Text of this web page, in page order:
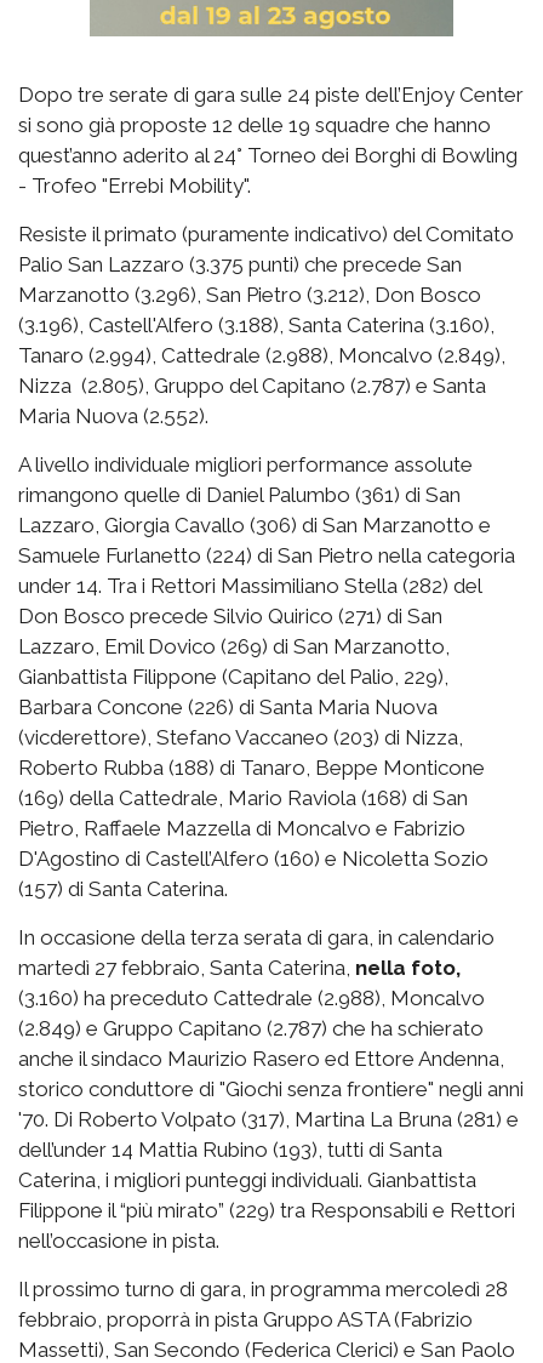
Dopo tre serate di gara sulle 24 piste dell’Enjoy Center
si sono già proposte 12 delle 19 squadre che hanno
quest’anno aderito al 24° Torneo dei Borghi di Bowling
- Trofeo "Errebi Mobility".
Resiste il primato (puramente indicativo) del Comitato
Palio San Lazzaro (3.375 punti) che precede San
Marzanotto (3.296), San Pietro (3.212), Don Bosco
(3.196), Castell'Alfero (3.188), Santa Caterina (3.160),
Tanaro (2.994), Cattedrale (2.988), Moncalvo (2.849),
Nizza (2.805), Gruppo del Capitano (2.787) e Santa
Maria Nuova (2.552).
A livello individuale migliori performance assolute
rimangono quelle di Daniel Palumbo (361) di San
Lazzaro, Giorgia Cavallo (306) di San Marzanotto e
Samuele Furlanetto (224) di San Pietro nella categoria
under 14. Tra i Rettori Massimiliano Stella (282) del
Don Bosco precede Silvio Quirico (271) di San
Lazzaro, Emil Dovico (269) di San Marzanotto,
Gianbattista Filippone (Capitano del Palio, 229),
Barbara Concone (226) di Santa Maria Nuova
(vicderettore), Stefano Vaccaneo (203) di Nizza,
Roberto Rubba (188) di Tanaro, Beppe Monticone
(169) della Cattedrale, Mario Raviola (168) di San
Pietro, Raffaele Mazzella di Moncalvo e Fabrizio
D'Agostino di Castell’Alfero (160) e Nicoletta Sozio
(157) di Santa Caterina.
In occasione della terza serata di gara, in calendario
martedì 27 febbraio, Santa Caterina, nella foto,
(3.160) ha preceduto Cattedrale (2.988), Moncalvo
(2.849) e Gruppo Capitano (2.787) che ha schierato
anche il sindaco Maurizio Rasero ed Ettore Andenna,
storico conduttore di "Giochi senza frontiere" negli anni
'70. Di Roberto Volpato (317), Martina La Bruna (281) e
dell’under 14 Mattia Rubino (193), tutti di Santa
Caterina, i migliori punteggi individuali. Gianbattista
Filippone il “più mirato” (229) tra Responsabili e Rettori
nell’occasione in pista.
Il prossimo turno di gara, in programma mercoledì 28
febbraio, proporrà in pista Gruppo ASTA (Fabrizio
Massetti), San Secondo (Federica Clerici) e San Paolo